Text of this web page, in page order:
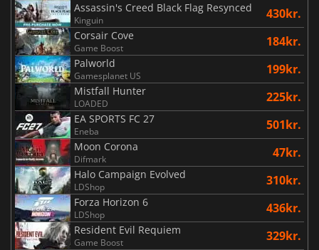
Assassin's Creed Black Flag Resynced
Kinguin 430kr.
Corsair Cove
Game Boost 184kr.
Palworld
Gamesplanet US 199kr.
Mistfall Hunter
LOADED 225kr.
EA SPORTS FC 27
Eneba 501kr.
Moon Corona
Difmark 47kr.
Halo Campaign Evolved
LDShop 310kr.
Forza Horizon 6
LDShop 436kr.
Resident Evil Requiem
Game Boost 329kr.